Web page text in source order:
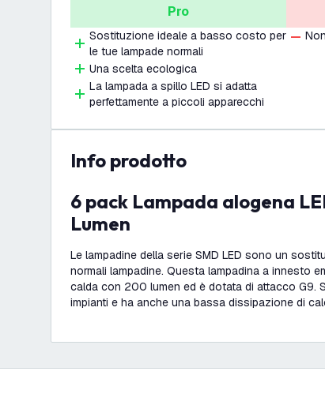
Pro
Sostituzione ideale a basso costo per
le tue lampade normali
Una scelta ecologica
La lampada a spillo LED si adatta
perfettamente a piccoli apparecchi
info prodotto
6 pack Lampada alogena LED Ø13 - G9 - 200
Lumen
Le lampadine della serie SMD LED sono un
normali lampadine. Questa lampadina a innesto
calda con 200 lumen ed è dotata di attacco G9.
impianti e ha anche una bassa dissipazione di